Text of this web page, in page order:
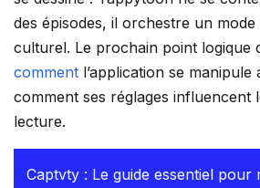
des épisodes, il orchestre un
culturel. Le prochain point logique
commentl’application se manipule
comment ses réglages influencent
lecture.
Captvty : Le guide essentiel pour